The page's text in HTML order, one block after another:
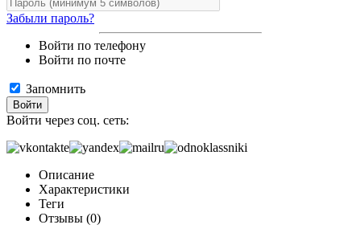
Забыли пароль?
Войти по телефону
Войти по почте
Запомнить
Войти
Войти через соц. сеть:
Описание
Характеристики
Теги
Отзывы (0)